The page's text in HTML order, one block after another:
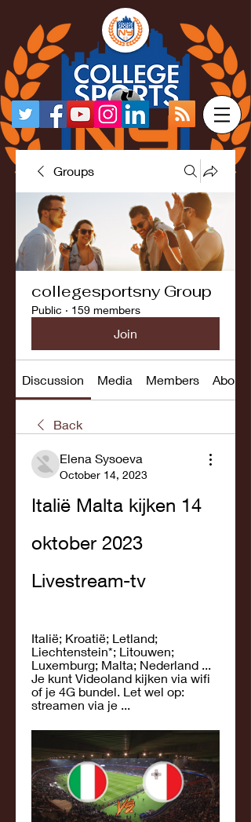
Groups
collegesportsny Group
Public · 159 members
Join
Discussion Media Members About
Back
Elena Sysoeva
October 14, 2023
Italië Malta kijken 14
oktober 2023
Livestream-tv
Italië; Kroatië; Letland;
Liechtenstein*; Litouwen;
Luxemburg; Malta; Nederland ...
Je kunt Videoland kijken via wifi
of je 4G bundel. Let wel op:
streamen via je ...